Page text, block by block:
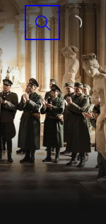
Sök